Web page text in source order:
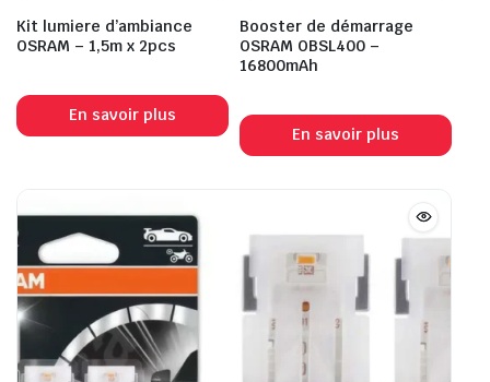
Kit lumiere d’ambiance
OSRAM – 1,5m x 2pcs
En savoir plus
Booster de démarrage
OSRAM OBSL400 –
16800mAh
En savoir plus